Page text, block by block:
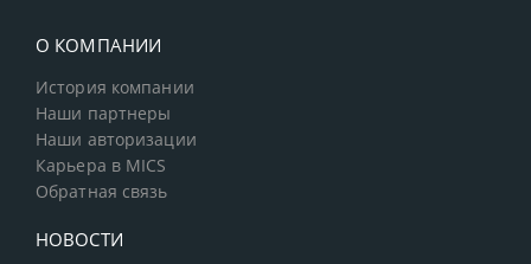
О КОМПАНИИ
История компании
Наши партнеры
Наши авторизации
Карьера в MICS
Обратная связь
НОВОСТИ